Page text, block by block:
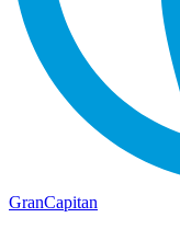
GranCapitan